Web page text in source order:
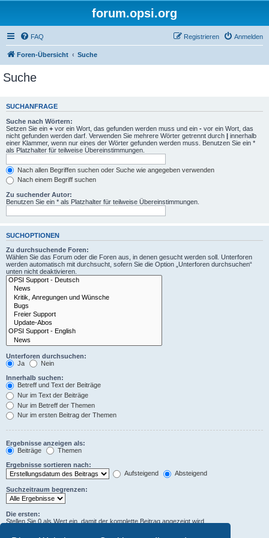
forum.opsi.org
FAQ Anmelden
Registrieren
Foren-Übersicht Suche
Suche
SUCHANFRAGE
Suche nach Wörtern:
Setzen Sie ein + vor ein Wort, das gefunden werden muss und ein - vor ein Wort, das
nicht gefunden werden darf. Verwenden Sie mehrere Wörter getrennt durch | innerhalb
einer Klammer, wenn nur eines der Wörter gefunden werden muss. Benutzen Sie ein *
als Platzhalter für teilweise Übereinstimmungen.
Nach allen Begriffen suchen oder Suche wie angegeben verwenden
Nach einem Begriff suchen
Zu suchender Autor:
Benutzen Sie ein * als Platzhalter für teilweise Übereinstimmungen.
SUCHOPTIONEN
Zu durchsuchende Foren:
Wählen Sie das Forum oder die Foren aus, in denen gesucht werden soll. Unterforen
werden automatisch mit durchsucht, sofern Sie die Option „Unterforen durchsuchen“
unten nicht deaktivieren.
Unterforen durchsuchen:
Ja
Nein
Innerhalb suchen:
Betreff und Text der Beiträge
Nur im Text der Beiträge
Nur im Betreff der Themen
Nur im ersten Beitrag der Themen
Ergebnisse anzeigen als:
Beiträge
Themen
Ergebnisse sortieren nach:
Aufsteigend
Absteigend
Suchzeitraum begrenzen:
Die ersten:
Stellen Sie 0 als Wert ein, damit der komplette Beitrag angezeigt wird.